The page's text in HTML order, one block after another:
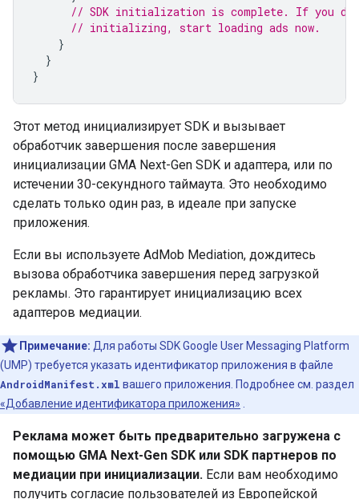
// SDK initialization is complete. If you
// initializing, start loading ads now.
}
}
}
Этот метод инициализирует SDK и вызывает
обработчик завершения после завершения
инициализации GMA Next-Gen SDK и адаптера, или по
истечении 30-секундного таймаута. Это необходимо
сделать только один раз, в идеале при запуске
приложения.
Если вы используете AdMob Mediation, дождитесь
вызова обработчика завершения перед загрузкой
рекламы. Это гарантирует инициализацию всех
адаптеров медиации.
Примечание: Для работы SDK Google User Messaging Platform
(UMP) требуется указать идентификатор приложения в файле
AndroidManifest.xml вашего приложения. Подробнее см. раздел
«Добавление идентификатора приложения»
Реклама может быть предварительно загружена с
помощью GMA Next-Gen SDK или SDK партнеров по
медиации при инициализации. Если вам необходимо
получить согласие пользователей из Европейской